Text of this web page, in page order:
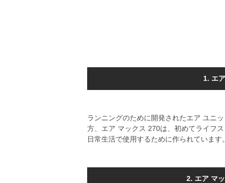
1. エ
ランニングのために開発されたエア ユニ
方、エア マックス 270は、初めてライフ
日常生活で使用するために作られています。
2. エア マ